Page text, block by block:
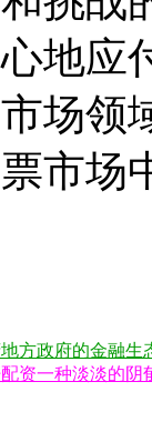
地应
场领
票市
方政府的金融
资一种淡淡的阴